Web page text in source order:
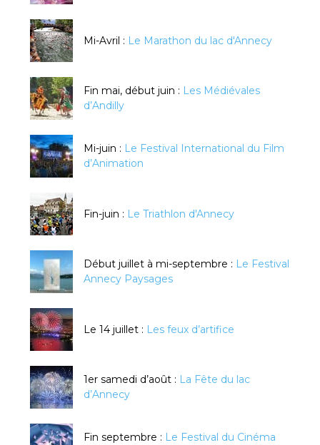
Mi-Avril : Le Marathon du lac d'Annecy
Fin mai, début juin : Les Médiévales
d’Andilly
Mi-juin : Le Festival International du Film
d’Animation
Fin-juin : Le Triathlon d'Annecy
Début juillet à mi-septembre : Le Festival
Annecy Paysages
Le 14 juillet : Les feux d’artifice
1er samedi d’août : La Fête du lac
d’Annecy
Fin septembre : Le Festival du Cinéma